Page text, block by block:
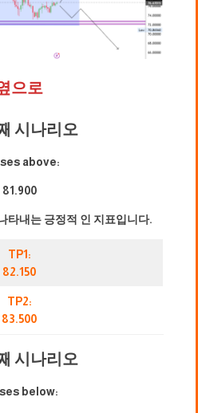
으로
시나리오
above:
81.900
타내는 긍정적 인 지표입니다.
TP1:
82.150
TP2:
83.500
시나리오
below: